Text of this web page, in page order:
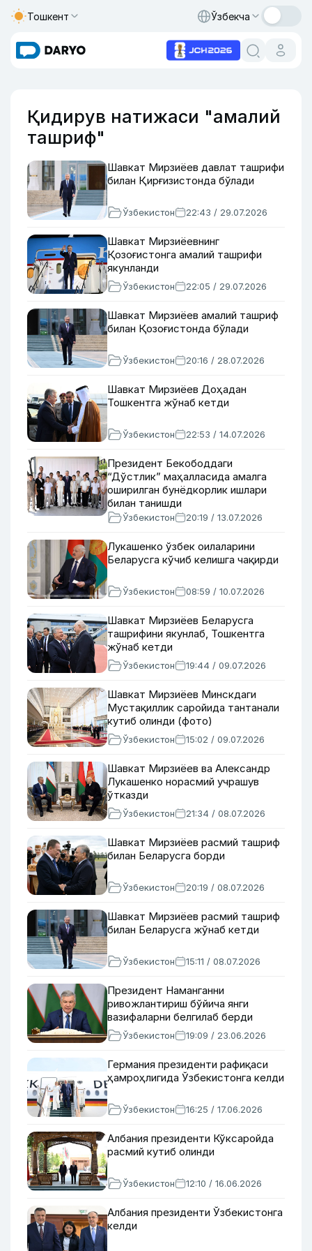
Тошкент Ўзбекча
Қидирув натижаси "амалий
ташриф"
Шавкат Мирзиёев давлат ташрифи
билан Қирғизистонда бўлади
Ўзбекистон 22:43 / 29.07.2026
Шавкат Мирзиёевнинг
Қозоғистонга амалий ташрифи
якунланди
Ўзбекистон 22:05 / 29.07.2026
Шавкат Мирзиёев амалий ташриф
билан Қозоғистонда бўлади
Ўзбекистон 20:16 / 28.07.2026
Шавкат Мирзиёев Доҳадан
Тошкентга жўнаб кетди
Ўзбекистон 22:53 / 14.07.2026
Президент Бекободдаги
“Дўстлик” маҳалласида амалга
оширилган бунёдкорлик ишлари
билан танишди
Ўзбекистон 20:19 / 13.07.2026
Лукашенко ўзбек оилаларини
Беларусга кўчиб келишга чақирди
Ўзбекистон 08:59 / 10.07.2026
Шавкат Мирзиёев Беларусга
ташрифини якунлаб, Тошкентга
жўнаб кетди
Ўзбекистон 19:44 / 09.07.2026
Шавкат Мирзиёев Минскдаги
Мустақиллик саройида тантанали
кутиб олинди (фото)
Ўзбекистон 15:02 / 09.07.2026
Шавкат Мирзиёев ва Александр
Лукашенко норасмий учрашув
ўтказди
Ўзбекистон 21:34 / 08.07.2026
Шавкат Мирзиёев расмий ташриф
билан Беларусга борди
Ўзбекистон 20:19 / 08.07.2026
Шавкат Мирзиёев расмий ташриф
билан Беларусга жўнаб кетди
Ўзбекистон 15:11 / 08.07.2026
Президент Наманганни
ривожлантириш бўйича янги
вазифаларни белгилаб берди
Ўзбекистон 19:09 / 23.06.2026
Германия президенти рафиқаси
ҳамроҳлигида Ўзбекистонга келди
Ўзбекистон 16:25 / 17.06.2026
Албания президенти Кўксаройда
расмий кутиб олинди
Ўзбекистон 12:10 / 16.06.2026
Албания президенти Ўзбекистонга
келди